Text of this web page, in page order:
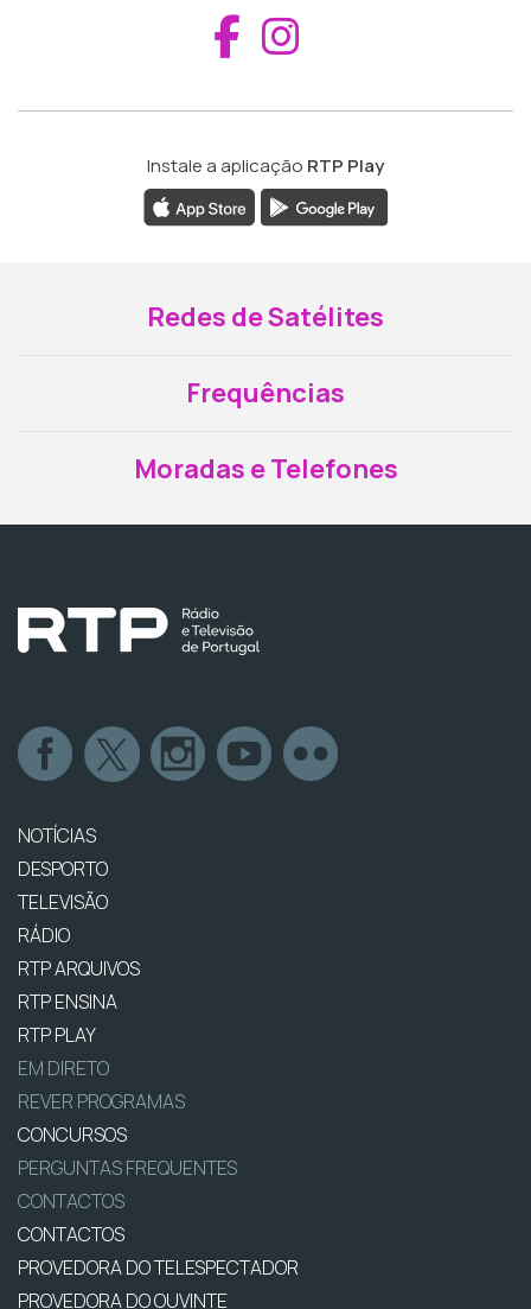
Aceder ao
Instale a aplicação RTP Play
Redes de Satélites
Frequências
Moradas e Telefones
NOTÍCIAS
DESPORTO
TELEVISÃO
RÁDIO
RTP ARQUIVOS
RTP ENSINA
RTP PLAY
EM DIRETO
REVER PROGRAMAS
CONCURSOS
PERGUNTAS FREQUENTES
CONTACTOS
CONTACTOS
PROVEDORA DO TELESPECTADOR
PROVEDORA DO OUVINTE